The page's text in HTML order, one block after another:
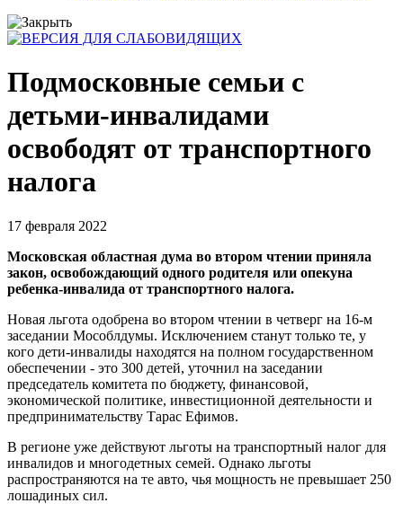
Подмосковные семьи с
детьми-инвалидами
освободят от транспортного
налога
17 февраля 2022
Московская областная дума во втором чтении приняла
закон, освобождающий одного родителя или опекуна
ребенка-инвалида от транспортного налога.
Новая льгота одобрена во втором чтении в четверг на 16-м
заседании Мособлдумы. Исключением станут только те, у
кого дети-инвалиды находятся на полном государственном
обеспечении - это 300 детей, уточнил на заседании
председатель комитета по бюджету, финансовой,
экономической политике, инвестиционной деятельности и
предпринимательству Тарас Ефимов.
В регионе уже действуют льготы на транспортный налог для
инвалидов и многодетных семей. Однако льготы
распространяются на те авто, чья мощность не превышает 250
лошадиных сил.